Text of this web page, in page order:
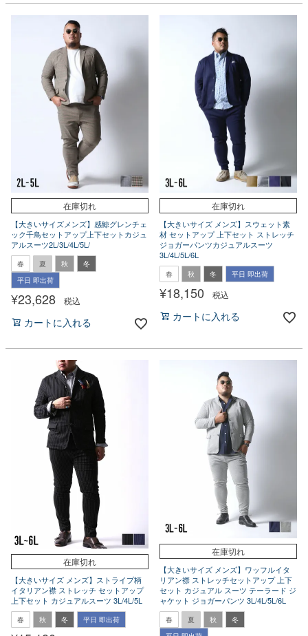
在庫切れ
【大きいサイズメンズ】感鯨グレンチェ
ック千鳥セットアップ上下セットカジュ
アルスーツ2L/3L/4L/5L/
春 夏 秋
冬
平日 即出荷
¥23,628 税込
カートに入れる
在庫切れ
【大きいサイズ メンズ】スウェット素
材 セットアップ 上下セット ストレッチ
ジョガーパンツカジュアルスーツ
3L/4L/5L/6L
春 秋 冬 平日 即出荷
¥18,150 税込
カートに入れる
在庫切れ
【大きいサイズ メンズ】ストライプ柄
イタリアン襟 ストレッチ セットアップ
上下セット カジュアルスーツ 3L/4L/5L
春 秋 冬 平日 即出荷
在庫切れ
【大きいサイズ メンズ】ワッフルイタ
リアン襟 ストレッチセットアップ 上下
セット カジュアル スーツ テーラード ジ
ャケット ジョガーパンツ 3L/4L/5L/6L
春 夏 秋
冬